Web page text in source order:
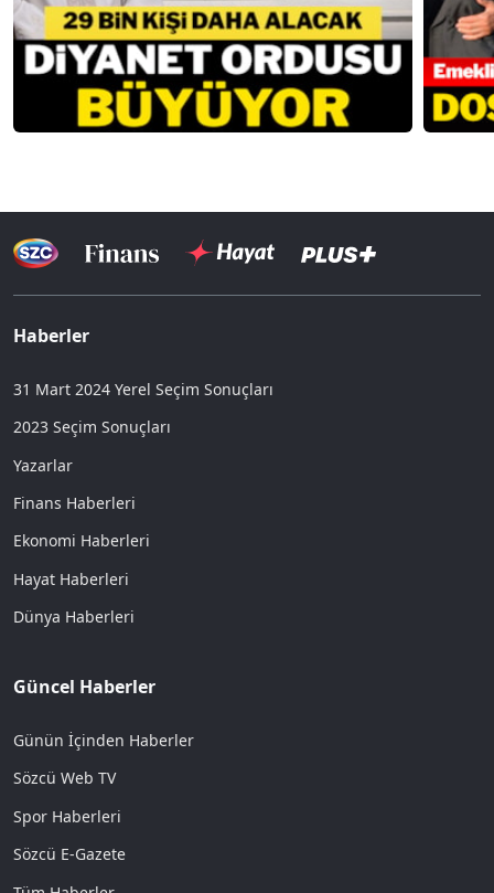
Haberler
31 Mart 2024 Yerel Seçim Sonuçları
2023 Seçim Sonuçları
Yazarlar
Finans Haberleri
Ekonomi Haberleri
Hayat Haberleri
Dünya Haberleri
Güncel Haberler
Günün İçinden Haberler
Sözcü Web TV
Spor Haberleri
Sözcü E-Gazete